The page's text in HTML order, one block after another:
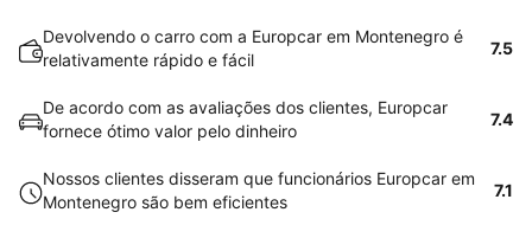
Devolvendo o carro com a Europcar em Montenegro é
relativamente rápido e fácil
7.5
De acordo com as avaliações dos clientes, Europcar
fornece ótimo valor pelo dinheiro
7.4
Nossos clientes disseram que funcionários Europcar em
Montenegro são bem eficientes
7.1